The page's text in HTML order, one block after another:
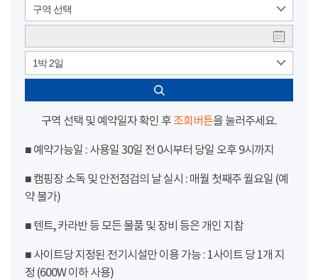
구역 선택
1박 2일
구역 선택 및 예약일자 확인 후 조회버튼을 눌러주세요.
■ 예약가능일 : 사용일 30일 전 0시부터 당일 오후 9시까지
■ 캠핑장 소독 및 안전점검의 날 실시 : 매월 첫째주 월요일 (예
약 불가)
■ 텐트, 카라반 등 모든 물품 및 장비 등은 개인 지참
■ 사이트당 지정된 전기시설만 이용 가능 : 1사이트 당 1개 지
정 (600W 이하 사용)